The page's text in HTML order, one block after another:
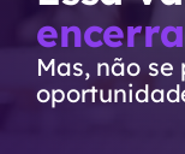
Mas, não se